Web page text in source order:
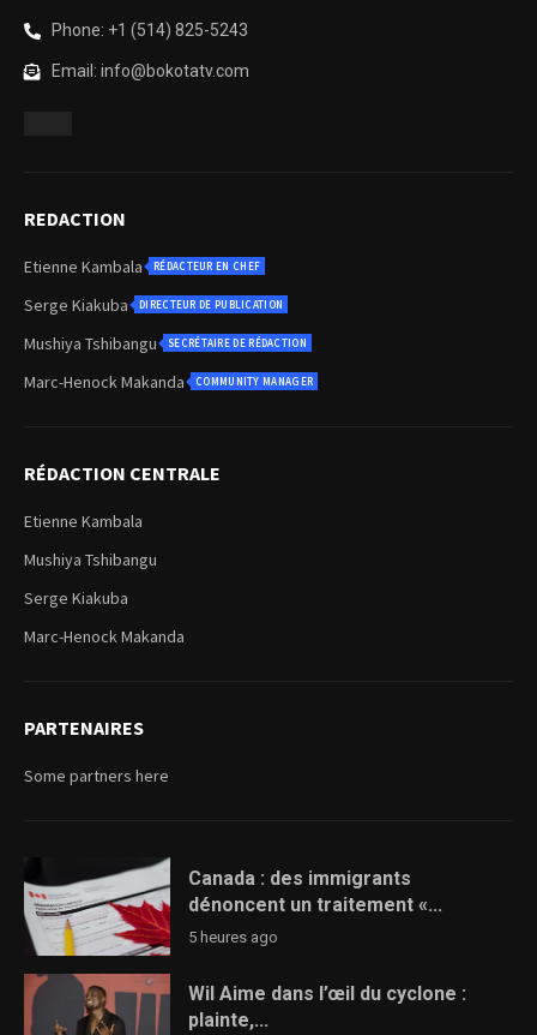
Phone: +1 (514) 825-5243
Email: info@bokotatv.com
REDACTION
Etienne Kambala RÉDACTEUR EN CHEF
Serge Kiakuba DIRECTEUR DE PUBLICATION
Mushiya Tshibangu SECRÉTAIRE DE RÉDACTION
Marc-Henock Makanda COMMUNITY MANAGER
RÉDACTION CENTRALE
Etienne Kambala
Mushiya Tshibangu
Serge Kiakuba
Marc-Henock Makanda
PARTENAIRES
Some partners here
Canada : des immigrants
dénoncent un traitement «...
5 heures ago
Wil Aime dans l’œil du cyclone :
plainte,...